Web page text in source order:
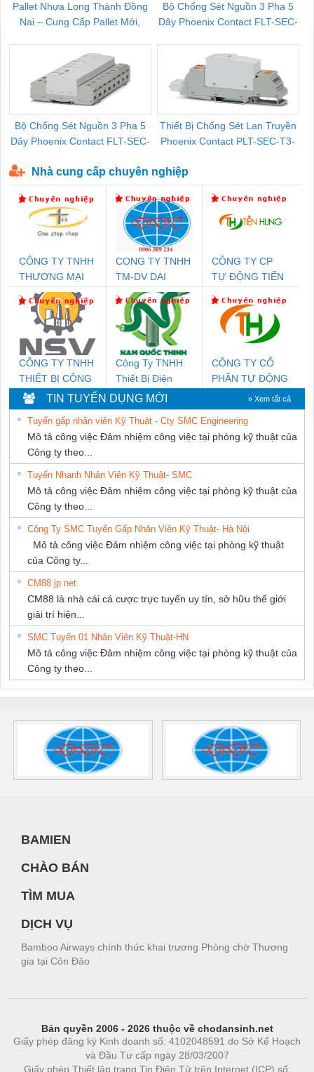
Pallet Nhựa Long Thành Đồng
Nai – Cung Cấp Pallet Mới,
Bộ Chống Sét Nguồn 3 Pha 5
Dây Phoenix Contact FLT-SEC-
Bộ Chống Sét Nguồn 3 Pha 5
Dây Phoenix Contact FLT-SEC-
Thiết Bị Chống Sét Lan Truyền
Phoenix Contact PLT-SEC-T3-
Nhà cung cấp chuyên nghiệp
CÔNG TY TNHH
THƯƠNG MẠI
THIÊN ÂN VIỆT
NAM
CONG TY TNHH
TM-DV DAI
DONG THANH
CÔNG TY CP
TỰ ĐỘNG TIẾN
CÔNG TY TNHH
THIẾT BỊ CÔNG
NGHIỆP NIHON
SETSUBI VIỆT
NAM
Công Ty TNHH
Thiết Bị Điện
Nam Quốc Thịnh
CÔNG TY CỔ
PHẦN TỰ ĐỘNG
TIẾN HƯNG
TIN TUYỂN DỤNG MỚI » Xem tất cả
Tuyển gấp nhân viên Kỹ Thuật - Cty SMC Engineering
Mô tả công việc Đảm nhiệm công việc tại phòng kỹ thuật của
Công ty theo...
Tuyển Nhanh Nhân Viên Kỹ Thuật- SMC
Mô tả công việc Đảm nhiệm công việc tại phòng kỹ thuật của
Công ty theo...
Công Ty SMC Tuyển Gấp Nhân Viên Kỹ Thuật- Hà Nội
Mô tả công việc Đảm nhiệm công việc tại phòng kỹ thuật
của Công ty...
CM88 jp net
CM88 là nhà cái cá cược trực tuyến uy tín, sở hữu thế giới
giải trí hiện...
SMC Tuyển 01 Nhân Viên Kỹ Thuật-HN
Mô tả công việc Đảm nhiệm công việc tại phòng kỹ thuật của
Công ty theo...
BAMIEN
CHÀO BÁN
TÌM MUA
DỊCH VỤ
Bamboo Airways chính thức khai trương Phòng chờ Thương
gia tại Côn Đảo
Bản quyền 2006 - 2026 thuộc về chodansinh.net
Giấy phép đăng ký Kinh doanh số: 4102048591 do Sở Kế Hoạch
và Đầu Tư cấp ngày 28/03/2007
Giấy phép Thiết lập trang Tin Điện Tử trên Internet (ICP) số: